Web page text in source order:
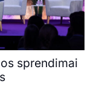
sprendimai